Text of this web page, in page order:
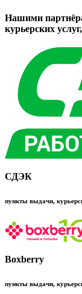
Нашими
курьерских
СДЭК
пункты выдачи,
Boxberry
пункты выдачи,